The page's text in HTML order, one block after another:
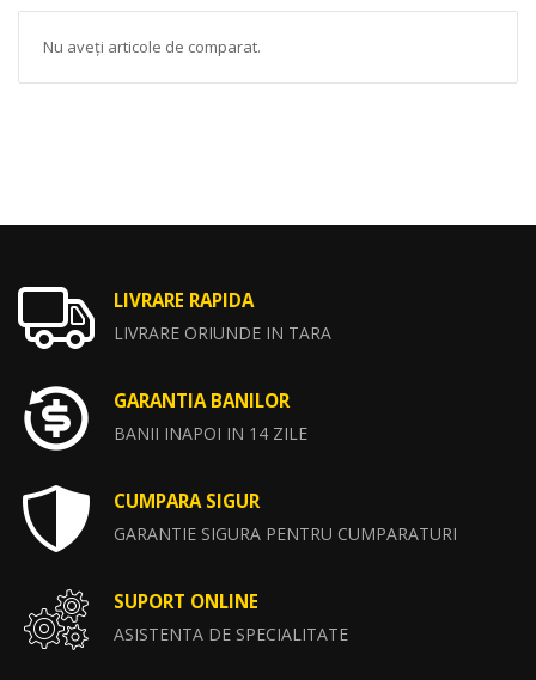
Nu aveți articole de comparat.
LIVRARE RAPIDA
LIVRARE ORIUNDE IN TARA
GARANTIA BANILOR
BANII INAPOI IN 14 ZILE
CUMPARA SIGUR
GARANTIE SIGURA PENTRU CUMPARATURI
SUPORT ONLINE
ASISTENTA DE SPECIALITATE